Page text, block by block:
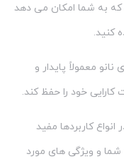
به شما امکان می دهد
کنید.
معمولاً پایدار و
خود را حفظ کند.
کاربردها مفید
شما و ویژگی های مورد